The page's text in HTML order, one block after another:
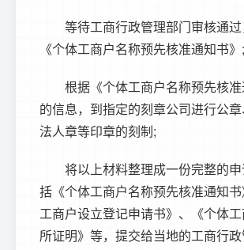
等待工商行政管理部门审核通
《个体工商户名称预先核准通知书》;
根据《个体工商户名称预先核
的信息，到指定的刻章公司进行公章
法人章等印章的刻制;
将以上材料整理成一份完整的
括《个体工商户名称预先核准通知
工商户设立登记申请书》、《个体
所证明》等，提交给当地的工商行